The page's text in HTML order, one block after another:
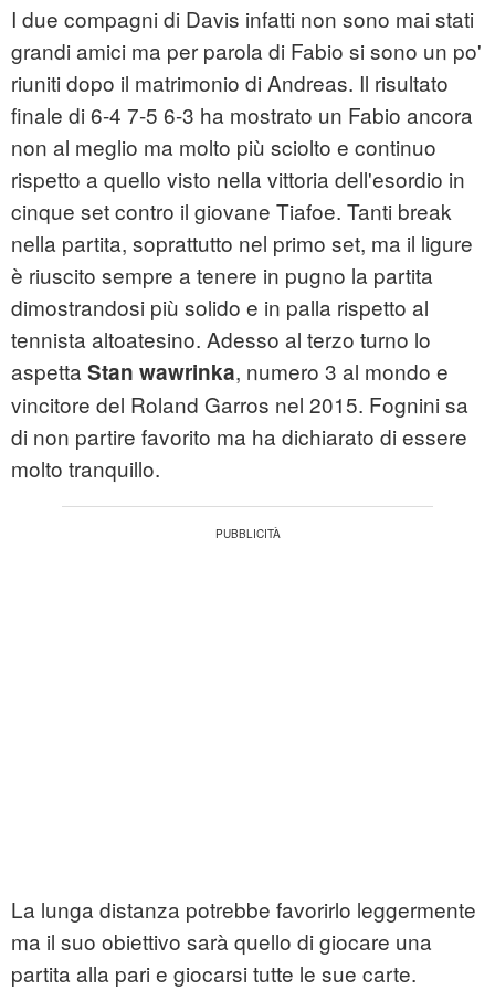
I due compagni di Davis infatti non sono mai stati
grandi amici ma per parola di Fabio si sono un po'
riuniti dopo il matrimonio di Andreas. Il risultato
finale di 6-4 7-5 6-3 ha mostrato un Fabio ancora
non al meglio ma molto più sciolto e continuo
rispetto a quello visto nella vittoria dell'esordio in
cinque set contro il giovane Tiafoe. Tanti break
nella partita, soprattutto nel primo set, ma il ligure
è riuscito sempre a tenere in pugno la partita
dimostrandosi più solido e in palla rispetto al
tennista altoatesino. Adesso al terzo turno lo
aspetta Stan wawrinka, numero 3 al mondo e
vincitore del Roland Garros nel 2015. Fognini sa
di non partire favorito ma ha dichiarato di essere
molto tranquillo.
La lunga distanza potrebbe favorirlo leggermente
ma il suo obiettivo sarà quello di giocare una
partita alla pari e giocarsi tutte le sue carte.